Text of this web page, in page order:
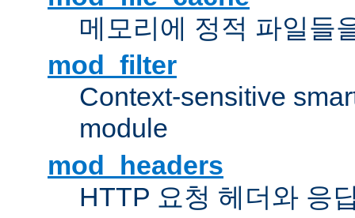
메모리에 정적 파일들
mod_filter
Context-sensitive
module
mod_headers
HTTP 요청 헤더와 응